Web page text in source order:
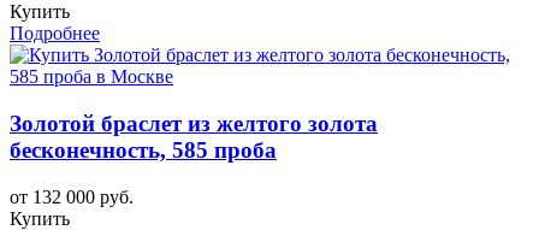
Купить
Подробнее
Золотой браслет из желтого золота
бесконечность, 585 проба
от 132 000 руб.
Купить